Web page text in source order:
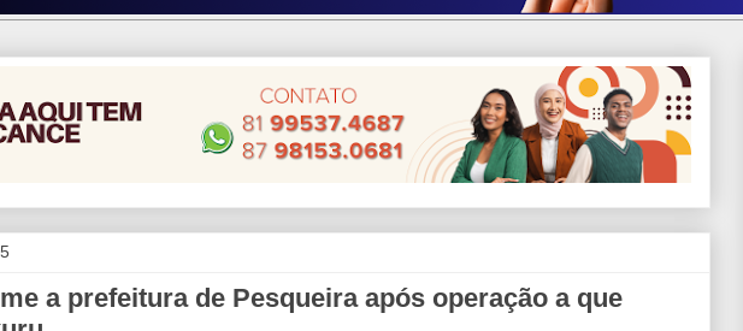
a prefeitura de Pesqueira após operação a que